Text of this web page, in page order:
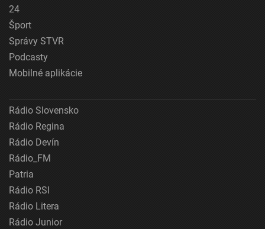
24
Šport
Správy STVR
Podcasty
Mobilné aplikácie
Rádio Slovensko
Rádio Regina
Rádio Devín
Rádio_FM
Patria
Rádio RSI
Rádio Litera
Rádio Junior